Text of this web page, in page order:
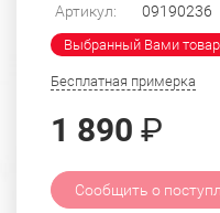
Артикул: 09190236
Выбранный Вами товар
Бесплатная примерка
1 890 ₽
Сообщить о